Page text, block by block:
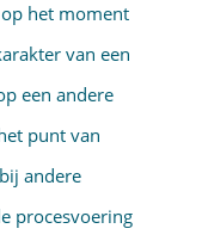
het moment
van een
een andere
punt van
andere
procesvoering